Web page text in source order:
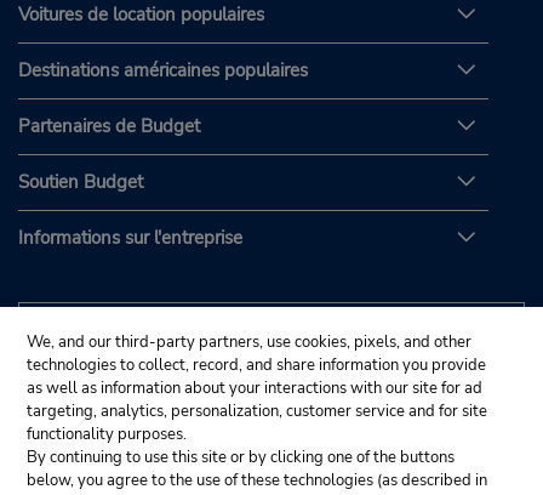
Voitures de location populaires
Destinations américaines populaires
Partenaires de Budget
Soutien Budget
Informations sur l'entreprise
We, and our third-party partners, use cookies, pixels, and other
technologies to collect, record, and share information you provide
as well as information about your interactions with our site for ad
targeting, analytics, personalization, customer service and for site
functionality purposes.
By continuing to use this site or by clicking one of the buttons
below, you agree to the use of these technologies (as described in